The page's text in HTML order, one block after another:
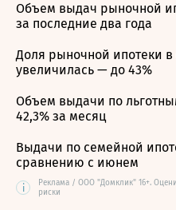
Объем выдач рыночной
за последние два года
Доля рыночной ипотеки
увеличилась — до 43%
Объем выдачи по
42,3% за месяц
Выдачи по семейной
сравнению с июнем
i
Реклама / ООО "Домклик" 16+.
риски